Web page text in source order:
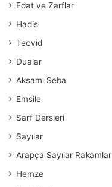
Edat ve Zarflar
Hadis
Tecvid
Dualar
Aksamı Seba
Emsile
Sarf Dersleri
Sayılar
Arapça Sayılar Rakamlar
Hemze